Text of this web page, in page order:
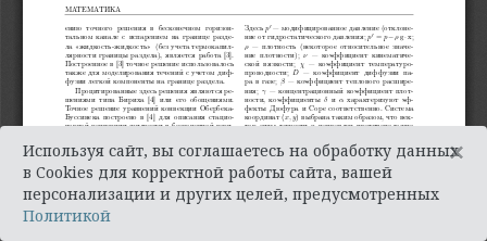
Используя сайт, вы соглашаетесь на обработку данных
в Cookies для корректной работы сайта, вашей
персонализации и других целей, предусмотренных
Политикой
×